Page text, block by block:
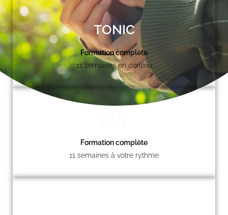
TONIC
Formation complète
11 semaines en continu
Formation complète
11 semaines à votre rythme